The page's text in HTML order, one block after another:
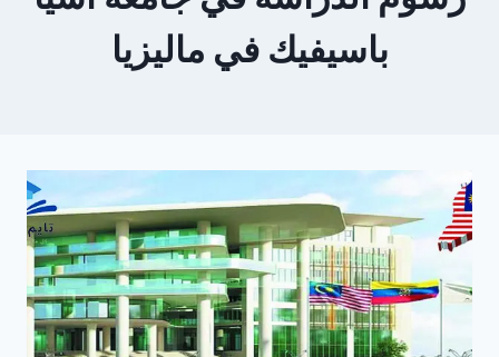
باسيفيك في ماليزيا